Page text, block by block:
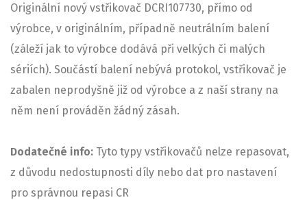
Originální nový vstřikovač DCRI107730, přímo od
výrobce, v originálním, případně neutrálním balení
(záleží jak to výrobce dodává při velkých či malých
sériích). Součástí balení nebývá protokol, vstřikovač je
zabalen neprodyšně již od výrobce a z naší strany na
něm není prováděn žádný zásah.
Dodatečné info: Tyto typy vstřikovačů nelze repasovat,
z důvodu nedostupnosti díly nebo dat pro nastavení
pro správnou repasi CR